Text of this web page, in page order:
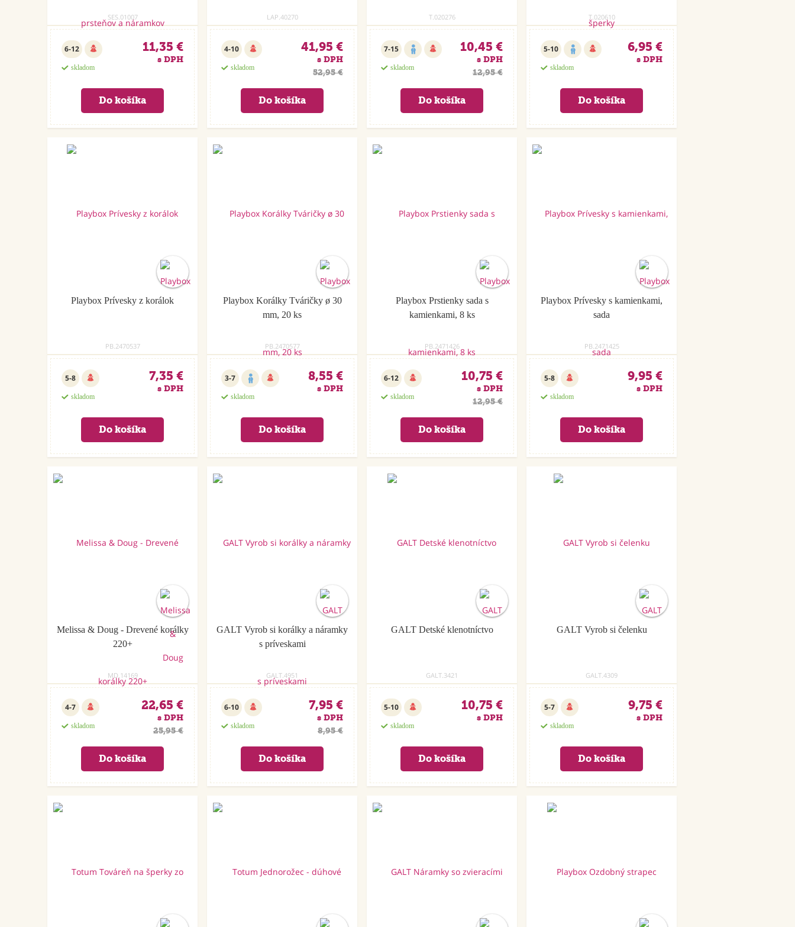
SES.01007
6-12
skladom
11,35 €
s DPH
LAP.40270
4-10
skladom
41,95 €
s DPH
52,95 €
T.020276
7-15
skladom
10,45 €
s DPH
12,95 €
T.020610
5-10
skladom
6,95 €
s DPH
Playbox Prívesky z korálok
PB.2470537
5-8
skladom
7,35 €
s DPH
Playbox Korálky Tváričky ø 30
mm, 20 ks
PB.2470577
3-7
skladom
8,55 €
s DPH
Playbox Prstienky sada s
kamienkami, 8 ks
PB.2471426
6-12
skladom
10,75 €
s DPH
12,95 €
Playbox Prívesky s kamienkami,
sada
PB.2471425
5-8
skladom
9,95 €
s DPH
Melissa & Doug - Drevené korálky
220+
MD.14169
4-7
skladom
22,65 €
s DPH
25,95 €
GALT Vyrob si korálky a náramky
s príveskami
GALT.4951
6-10
skladom
7,95 €
s DPH
8,95 €
GALT Detské klenotníctvo
GALT.3421
5-10
skladom
10,75 €
s DPH
GALT Vyrob si čelenku
GALT.4309
5-7
skladom
9,75 €
s DPH